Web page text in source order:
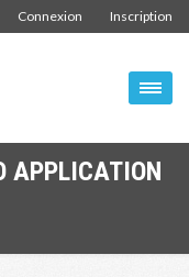
Inscription
Connexion
APPLICATION